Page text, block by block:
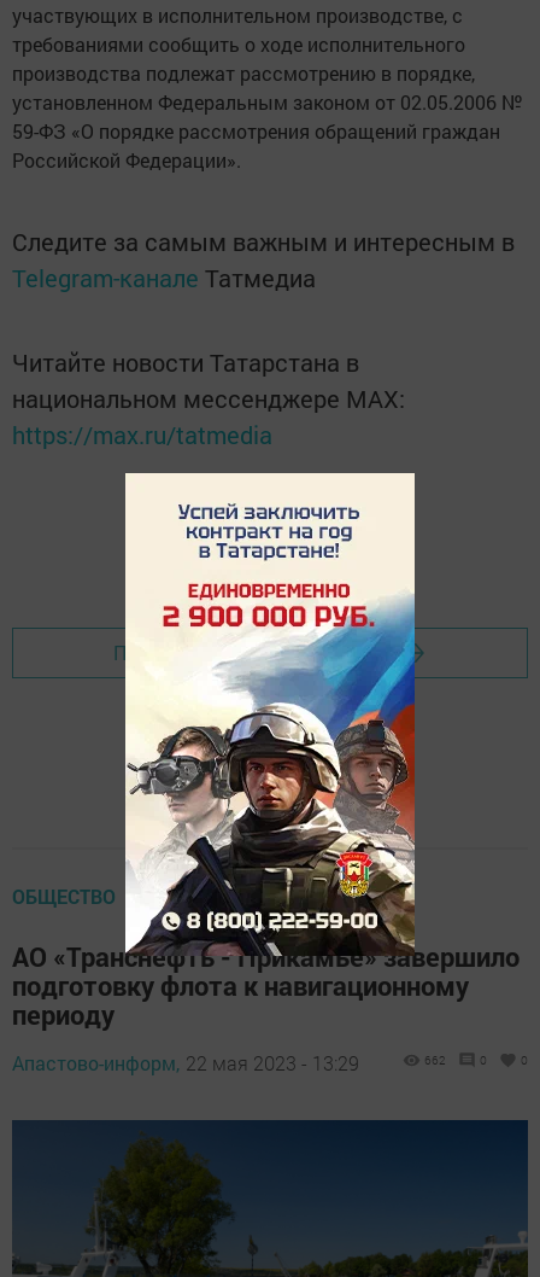
участвующих в исполнительном производстве, с
требованиями сообщить о ходе исполнительного
производства подлежат рассмотрению в порядке,
установленном Федеральным законом от 02.05.2006 №
59-ФЗ «О порядке рассмотрения обращений граждан
Российской Федерации».
Следите за самым важным и интересным в
Telegram-канале Татмедиа
Читайте новости Татарстана в
национальном мессенджере MАХ:
https://max.ru/tatmedia
Перейти на страницу новости
ОБЩЕСТВО
АО «Транснефть - Прикамье» завершило
подготовку флота к навигационному
периоду
Апастово-информ, 22 мая 2023 - 13:29 662 0 0